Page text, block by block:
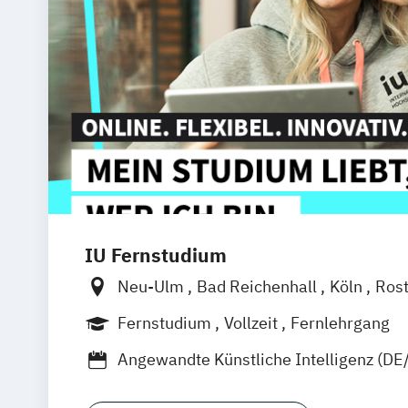
IU Fernstudium
Neu-Ulm Bad Reichenhall Köln
Kiel
Frankfurt am Main Stuttgart
Bielefeld Deggendorf
Oberhausen Offenbach Saarbrücken
Fernstudium Vollzeit
Fernlehrgang
Angewandte Künstliche Intelligenz